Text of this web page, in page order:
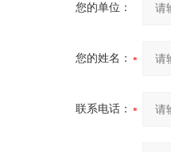
您的单位：
您的姓名：
联系电话：